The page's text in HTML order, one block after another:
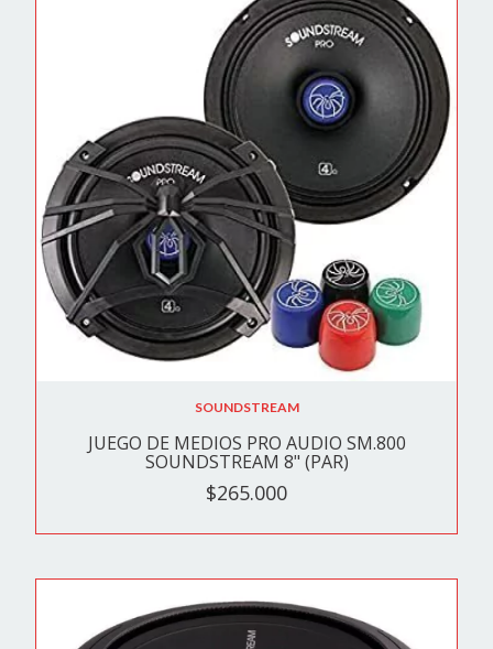
SOUNDSTREAM
JUEGO DE MEDIOS PRO AUDIO SM.800
SOUNDSTREAM 8" (PAR)
$265.000